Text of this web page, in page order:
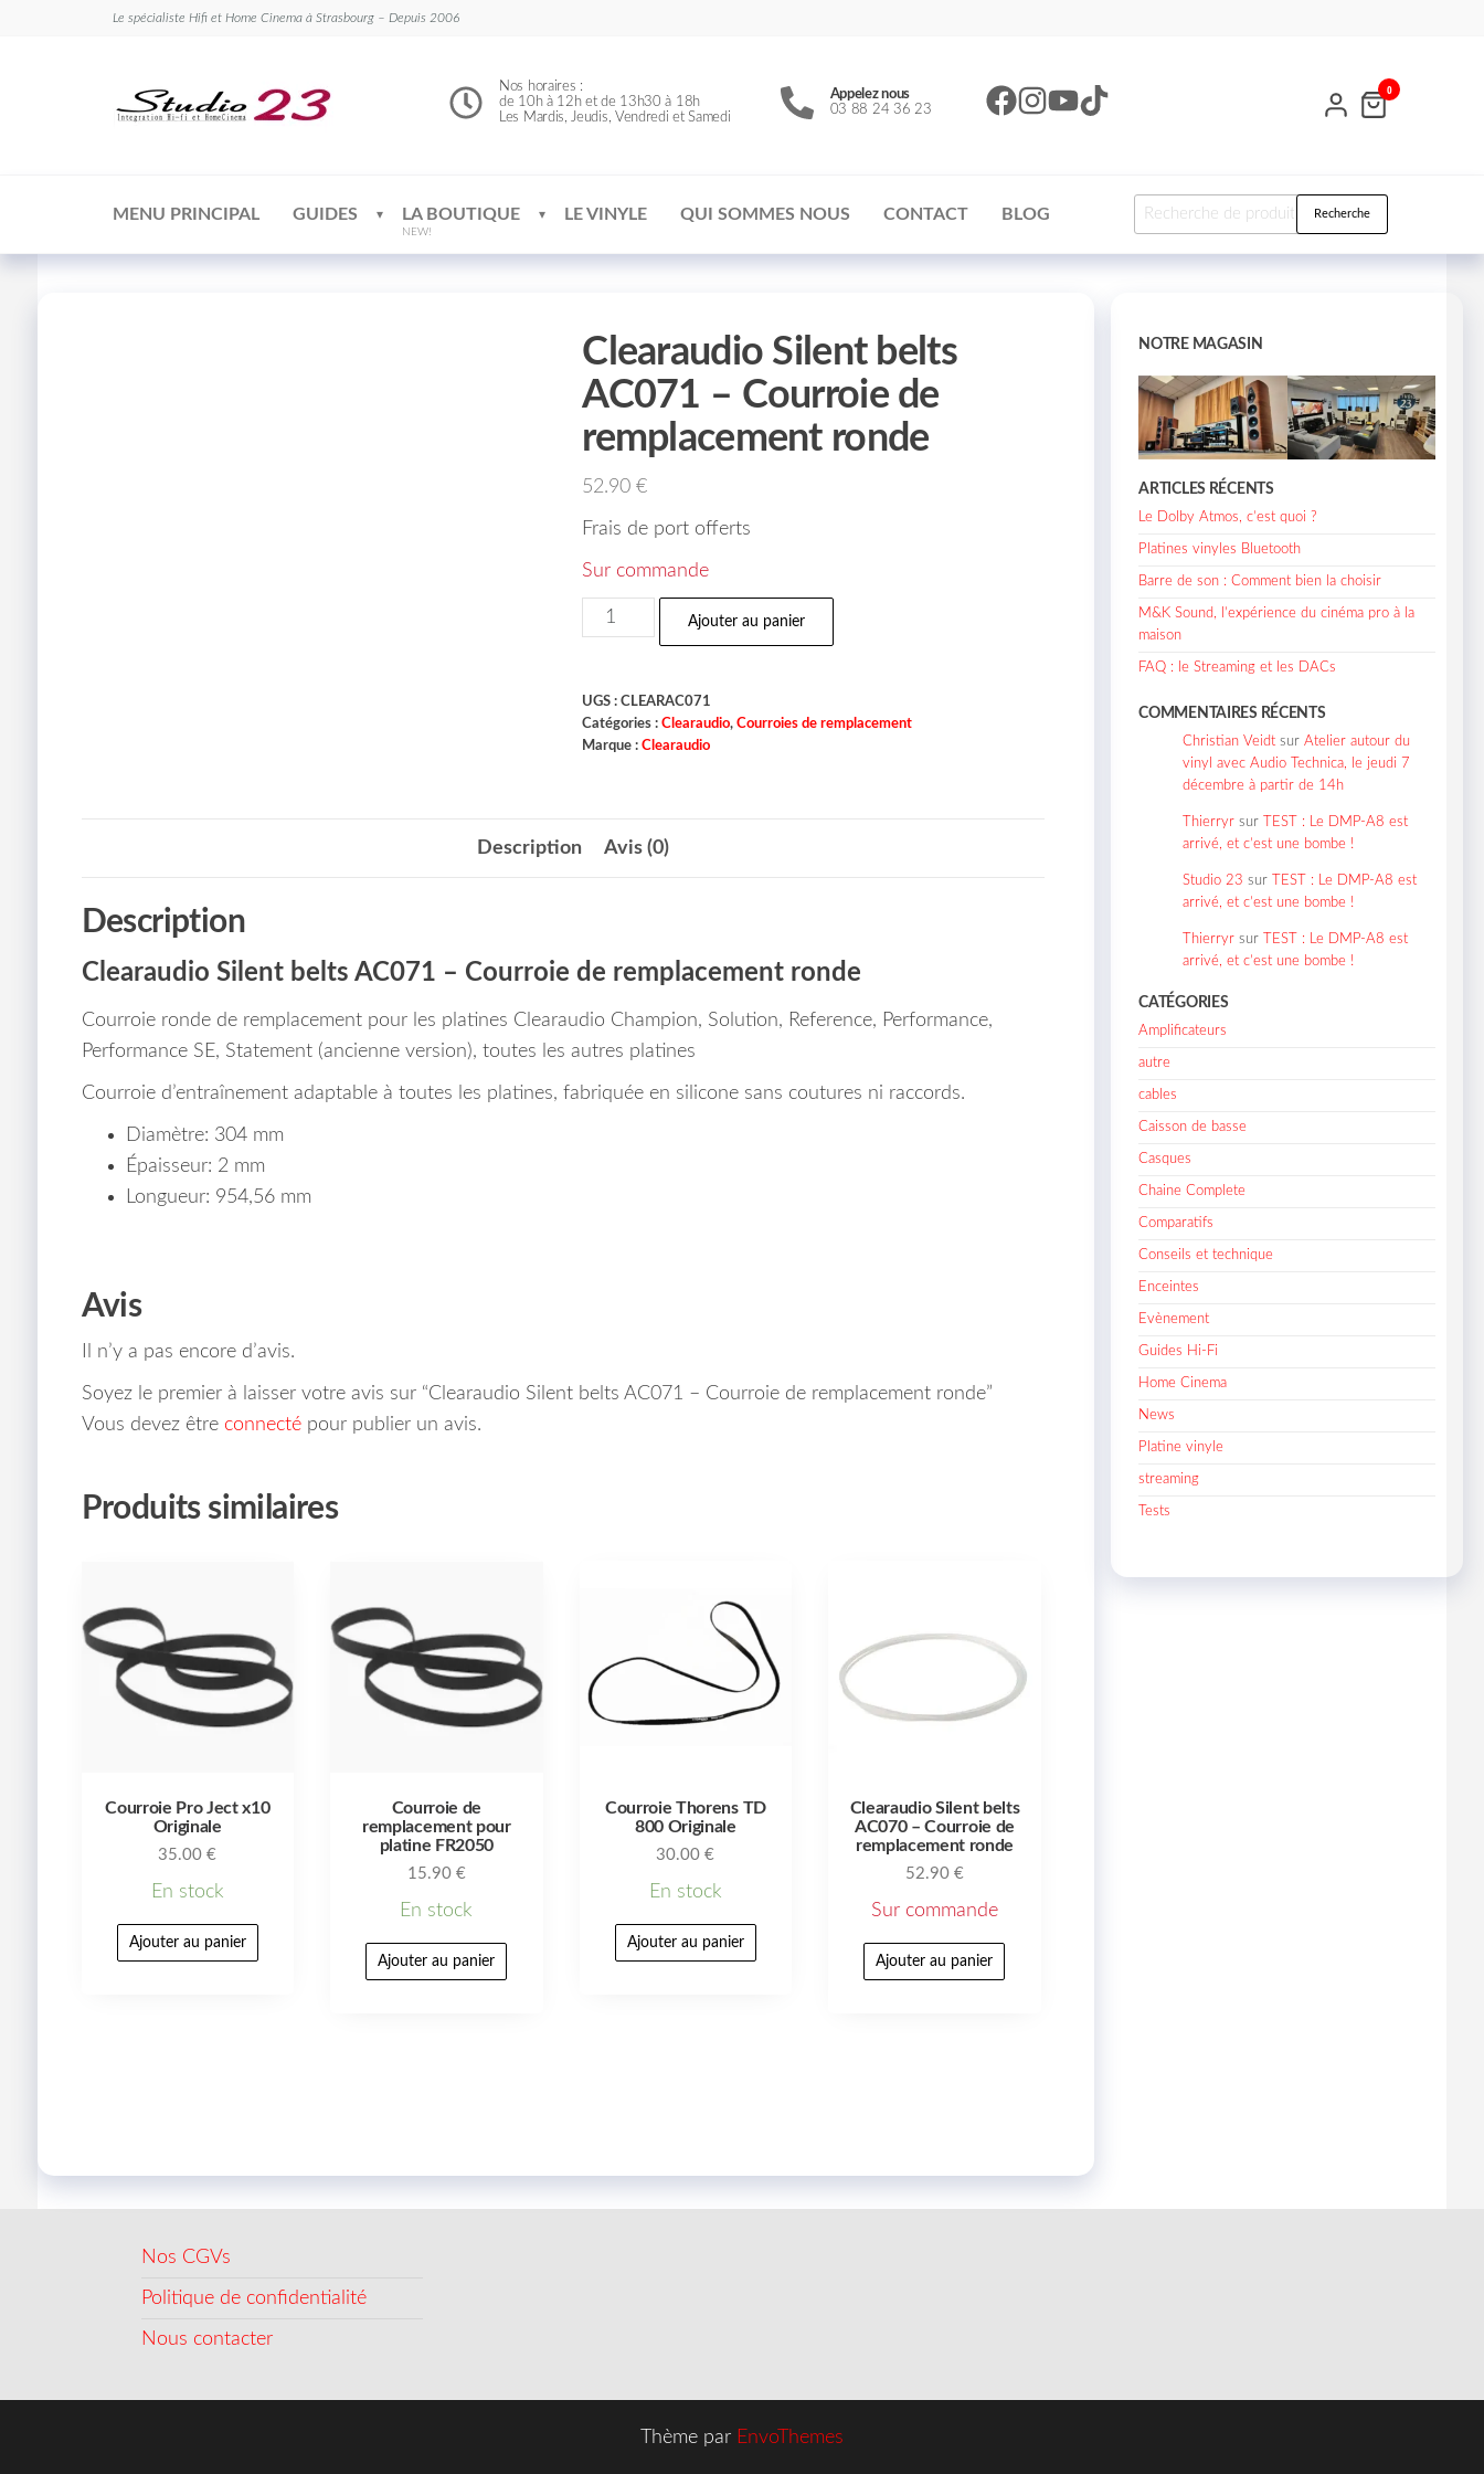
Le spécialiste Hifi et Home Cinema à Strasbourg – Depuis 2006
Nos horaires :
de 10h à 12h et de 13h30 à 18h
Les Mardis, Jeudis, Vendredi et Samedi
Appelez nous
03 88 24 36 23
0
MENU PRINCIPAL GUIDES LA BOUTIQUE
NEW!
LE VINYLE QUI SOMMES NOUS CONTACT BLOG Recherche
Clearaudio Silent belts
AC071 – Courroie de
remplacement ronde
52.90€
Frais de port offerts
Sur commande
Ajouter au panier
UGS :CLEARAC071
Catégories :Clearaudio,Courroies de remplacement
Marque :Clearaudio
Description Avis (0)
Description
Clearaudio Silent belts AC071 – Courroie de remplacement ronde
Courroie ronde de remplacement pour les platines Clearaudio Champion, Solution, Reference, Performance,
Performance SE, Statement (ancienne version), toutes les autres platines
Courroie d’entraînement adaptable à toutes les platines, fabriquée en silicone sans coutures ni raccords.
Diamètre: 304 mm
Épaisseur: 2 mm
Longueur: 954,56 mm
Avis
Il n’y a pas encore d’avis.
Soyez le premier à laisser votre avis sur “Clearaudio Silent belts AC071 – Courroie de remplacement ronde”
Vous devez être connectépour publier un avis.
Produits similaires
Courroie Pro Ject x10
Originale
35.00€
En stock
Ajouter au panier
Courroie de
remplacement pour
platine FR2050
15.90 €
En stock
Ajouter au panier
Courroie Thorens TD
800 Originale
30.00€
En stock
Ajouter au panier
Clearaudio Silent belts
AC070 – Courroie de
remplacement ronde
52.90 €
Sur commande
Ajouter au panier
NOTRE MAGASIN
ARTICLES RÉCENTS
Le Dolby Atmos, c’est quoi ?
Platines vinyles Bluetooth
Barre de son : Comment bien la choisir
M&K Sound, l’expérience du cinéma pro à la
maison
FAQ : le Streaming et les DACs
COMMENTAIRES RÉCENTS
Christian Veidt surAtelier autour du
vinyl avec Audio Technica, le jeudi 7
décembre à partir de 14h
Thierryr sur
TEST : Le DMP-A8 est
arrivé, et c’est une bombe !
Studio 23 sur
TEST : Le DMP-A8 est
arrivé, et c’est une bombe !
Thierryr sur
TEST : Le DMP-A8 est
arrivé, et c’est une bombe !
CATÉGORIES
Amplificateurs
autre
cables
Caisson de basse
Casques
Chaine Complete
Comparatifs
Conseils et technique
Enceintes
Evènement
Guides Hi-Fi
Home Cinema
News
Platine vinyle
streaming
Tests
Nos CGVs
Politique de confidentialité
Nous contacter
Thème par EnvoThemes